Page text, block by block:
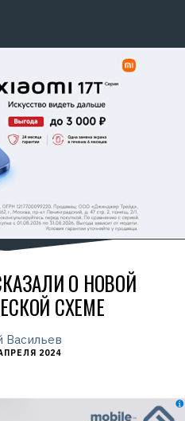
О НОВОЙ
СХЕМЕ
Васильев
2024